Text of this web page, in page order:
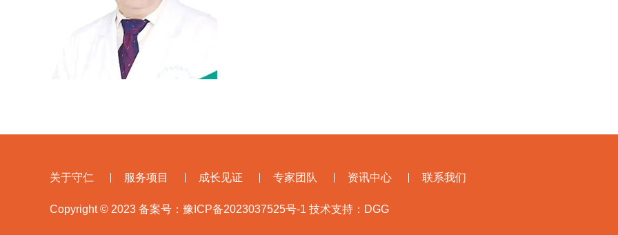
关于守仁 服务项目 成长见证 专家团队 资讯中心 联系我们
Copyright © 2023 备案号： 豫ICP备2023037525号-1 技术支持： DGG